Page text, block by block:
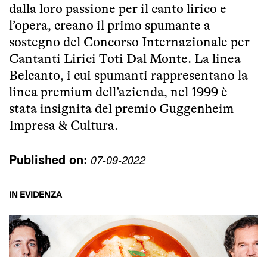
dalla loro passione per il canto lirico e
l’opera, creano il primo spumante a
sostegno del Concorso Internazionale per
Cantanti Lirici Toti Dal Monte. La linea
Belcanto, i cui spumanti rappresentano la
linea premium dell’azienda, nel 1999 è
stata insignita del premio Guggenheim
Impresa & Cultura.
Published on: 07-09-2022
IN EVIDENZA